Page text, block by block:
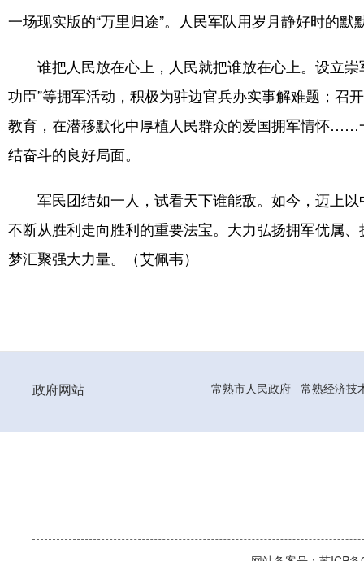
一场现实版的“万里归途”。人民军队用岁月静好时的
谁把人民放在心上，人民就把谁放在心上。设立
功臣”等拥军活动，积极为驻边官兵办实事解难题；召
教育，在潜移默化中厚植人民群众的爱国拥军情怀……
结奋斗的良好局面。
军民团结如一人，试看天下谁能敌。如今，迈上
不断从胜利走向胜利的重要法宝。大力弘扬拥军优属
梦汇聚强大力量。（艾佩韦）
政府网站 常熟市人民政府 常熟经济技